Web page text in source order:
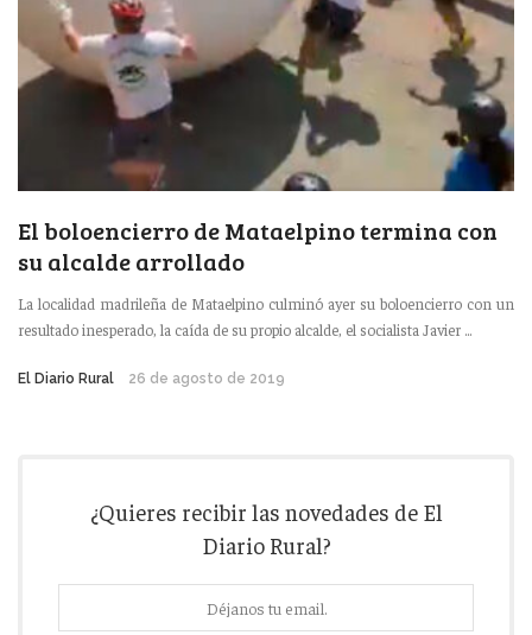
El boloencierro de Mataelpino termina con
su alcalde arrollado
La localidad madrileña de Mataelpino culminó ayer su boloencierro con un
resultado inesperado, la caída de su propio alcalde, el socialista Javier ...
El Diario Rural 26 de agosto de 2019
¿Quieres recibir las novedades de El
Diario Rural?